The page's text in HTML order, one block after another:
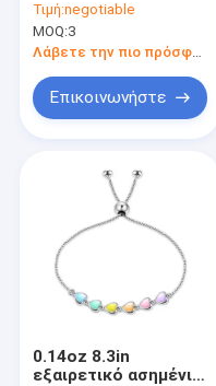
εξαιρετικών
ασημένιων
βραχιολιών
ρυθμιστών 9.45in
0.08oz
Τιμή:negotiable
MOQ:3
Λάβετε την πιο πρόσφατη τιμή
Επικοινωνήστε
0.14oz 8.3in
εξαιρετικό ασημένιο